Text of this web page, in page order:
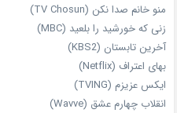
منو خانم صدا نکن (TV Chosun)
زنی که خورشید را بلعید (MBC)
آخرین تابستان (KBS2)
بهای اعتراف (Netflix)
ایکس عزیزم (TVING)
انقلاب چهارم عشق (Wavve)